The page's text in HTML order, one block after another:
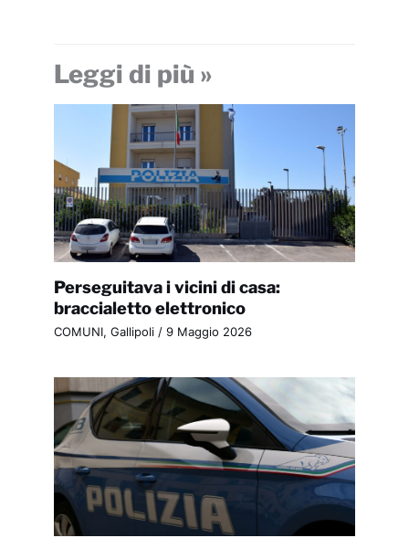
Leggi di più »
Perseguitava i vicini di casa:
braccialetto elettronico
COMUNI, Gallipoli/ 9 Maggio 2026